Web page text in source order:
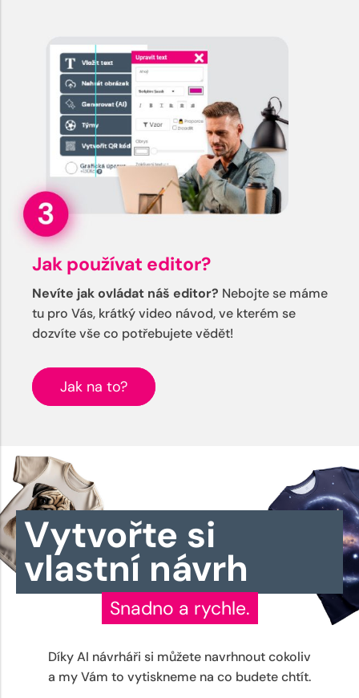
Jak používat editor?
Nevíte jak ovládat náš editor? Nebojte se máme
tu pro Vás, krátký video návod, ve kterém se
dozvíte vše co potřebujete vědět!
Jak na to?
Vytvořte si
vlastní návrh
Snadno a rychle.
Díky AI návrháři si můžete navrhnout cokoliv
a my Vám to vytiskneme na co budete chtít.